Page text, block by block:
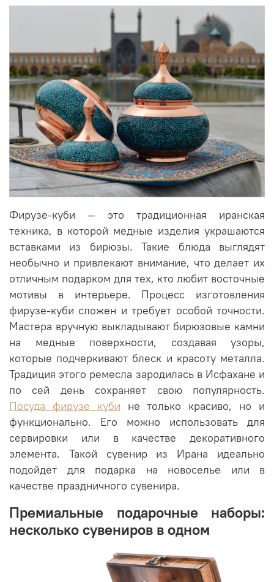
Фирузе-куби — это традиционная иранская
техника, в которой медные изделия украшаются
вставками из бирюзы. Такие блюда выглядят
необычно и привлекают внимание, что делает их
отличным подарком для тех, кто любит восточные
мотивы в интерьере. Процесс изготовления
фирузе-куби сложен и требует особой точности.
Мастера вручную выкладывают бирюзовые камни
на медные поверхности, создавая узоры,
которые подчеркивают блеск и красоту металла.
Традиция этого ремесла зародилась в Исфахане и
по сей день сохраняет свою популярность.
Посуда фирузе куби не только красиво, но и
функционально. Его можно использовать для
сервировки или в качестве декоративного
элемента. Такой сувенир из Ирана идеально
подойдет для подарка на новоселье или в
качестве праздничного сувенира.
Премиальные подарочные наборы:
несколько сувениров в одном